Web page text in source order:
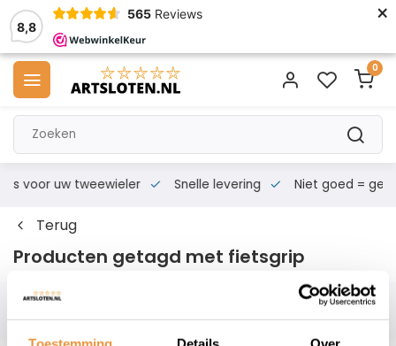
8,8
565 Reviews ×
0
voor uw tweewieler Snelle levering Niet goed = geld
Terug
Producten getagd met fietsgrip
Filters